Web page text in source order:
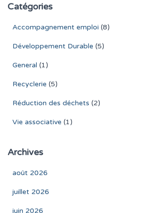
Catégories
Accompagnement emploi (8)
Développement Durable (5)
General (1)
Recyclerie (5)
Réduction des déchets (2)
Vie associative (1)
Archives
août 2026
juillet 2026
juin 2026